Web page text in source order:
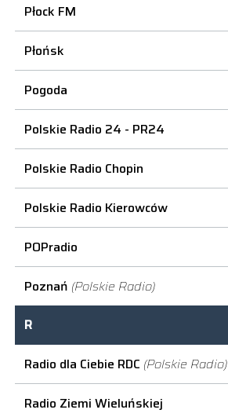
Płock FM
Płońsk
Pogoda
Polskie Radio 24 - PR24
Polskie Radio Chopin
Polskie Radio Kierowców
POPradio
Poznań (Polskie Radio)
R
Radio dla Ciebie RDC (Polskie Radio)
Radio Ziemi Wieluńskiej